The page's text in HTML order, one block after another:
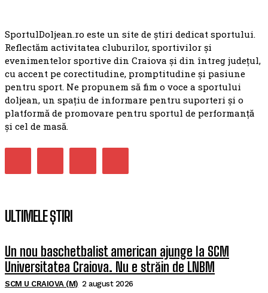
SportulDoljean.ro este un site de știri dedicat sportului.
Reflectăm activitatea cluburilor, sportivilor și
evenimentelor sportive din Craiova și din întreg județul,
cu accent pe corectitudine, promptitudine și pasiune
pentru sport. Ne propunem să fim o voce a sportului
doljean, un spațiu de informare pentru suporteri și o
platformă de promovare pentru sportul de performanță
și cel de masă.
ULTIMELE ȘTIRI
Un nou baschetbalist american ajunge la SCM
Universitatea Craiova. Nu e străin de LNBM
SCM U CRAIOVA (M) 2 august 2026